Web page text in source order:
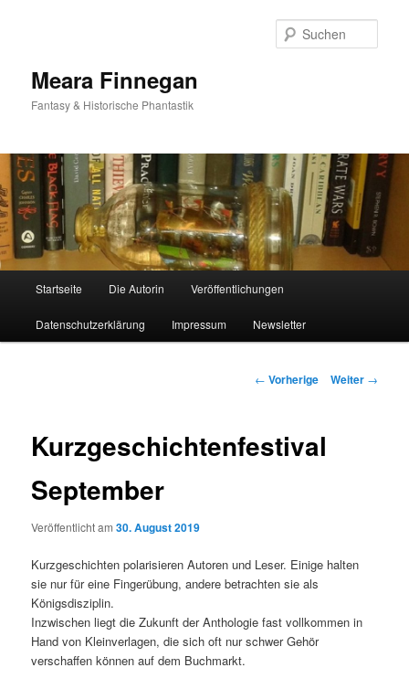
Meara Finnegan
Fantasy & Historische Phantastik
Zum
Inhalt
Startseite Die Autorin Veröffentlichungen
Datenschutzerklärung Impressum Newsletter
Beitrags-
← Vorherige Weiter →
Kurzgeschichtenfestival
September
Veröffentlicht am30. August 2019
Kurzgeschichten polarisieren Autoren und Leser. Einige halten
sie nur für eine Fingerübung, andere betrachten sie als
Königsdisziplin.
Inzwischen liegt die Zukunft der Anthologie fast vollkommen in
Hand von Kleinverlagen, die sich oft nur schwer Gehör
verschaffen können auf dem Buchmarkt.